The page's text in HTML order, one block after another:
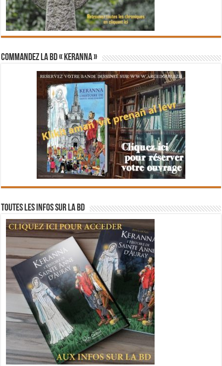
Commandez la BD « Keranna »
Toutes les infos sur la BD